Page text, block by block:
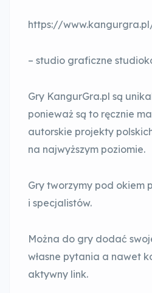
https://
– studio graficzne
Gry KangurGra.pl są
ponieważ są to ręcznie
autorskie projekty
na najwyższym poziomie.
Gry tworzymy pod okiem
i specjalistów.
Można do gry dodać
własne pytania a nawet
aktywny link.